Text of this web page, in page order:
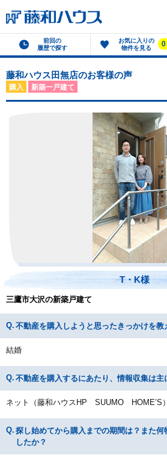
前回の
履歴で探す
お気に入りの
物件を見る
0
藤和ハウス田無店のお客様の声
購入 新築一戸建て
T・K様
三鷹市大沢の新築戸建て
不動産を購入しようと思ったきっかけを教
結婚
不動産を購入するにあたり、情報収集は主
ネット（藤和ハウスHP SUUMO HOME’S）
探し始めてから購入までの期間は？また何
したか？